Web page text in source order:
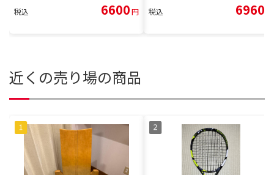
税込 6600円 税込 6960
近くの売り場の商品